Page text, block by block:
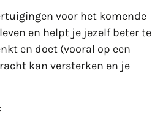
voor het komende
en helpt je jezelf beter te
en doet (vooral op een
kan versterken en je